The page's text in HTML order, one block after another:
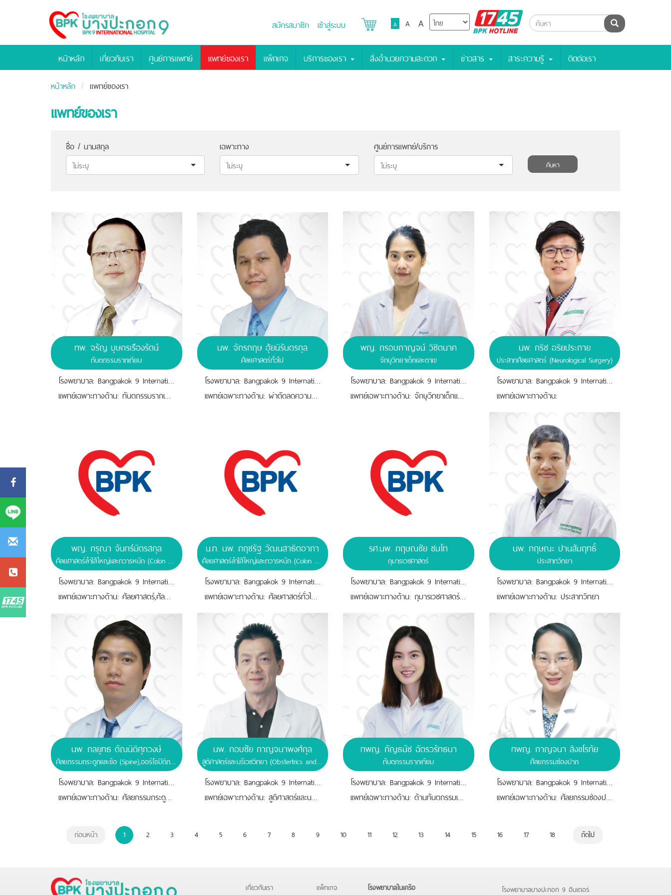
Bangpakok
Hospital
สมัครสมาชิก เข้าสู่ระบบ A A A
BPK
Hotline
ค้นหา
หน้าหลัก เกี่ยวกับเรา ศูนย์การแพทย์ แพทย์ของเรา แพ็กเกจ บริการของเรา สิ่งอำนวยความสะดวก ข่าวสาร สาระความรู้ ติดต่อเรา
หน้าหลัก แพทย์ของเรา
แพทย์ของเรา
ชื่อ / นามสกุล เฉพาะทาง ศูนย์การแพทย์/บริการ
ค้นหา
ทพ. จรัญ บุษกรเรืองรัตน์
ทันตกรรมรากเทียม
โรงพยาบาล: Bangpakok 9 International Hospital
เเพทย์เฉพาะทางด้าน: ทันตกรรมรากเทียม
นพ.จักรกฤษ อุ้ยนิรันดรกุล
ศัลยศาสตร์ทั่วไป
โรงพยาบาล: Bangpakok 9 International Hospital
เเพทย์เฉพาะทางด้าน: ผ่าตัดลดความอ้วน,ศัลยศาสตร์ทั่วไป
พญ. กรอบกาญจน์ วิชิตนาค
จักษุวิทยาเด็กและตาเข
โรงพยาบาล: Bangpakok 9 International Hospital
เเพทย์เฉพาะทางด้าน: จักษุวิทยาเด็กและตาเข
นพ. กริช อริยประกาย
ประสาทศัลยศาสตร์ (Neurological Surgery)
โรงพยาบาล: Bangpakok 9 International Hospital
เเพทย์เฉพาะทางด้าน:
พญ. กรุณา จันทร์มิตรสกุล
ศัลยศาสตร์ลำไส้ใหญ่และทวารหนัก (Colon and Rectal Surgery)
โรงพยาบาล: Bangpakok 9 International Hospital
เเพทย์เฉพาะทางด้าน: ศัลยศาสตร์,ศัลยศาสตร์ลำไส้ใหญ่และทวารหนัก
น.ท. นพ. กฤชรัฐ วัฒนสาธิตอาภา
ศัลยศาสตร์ลำไส้ใหญ่และทวารหนัก (Colon and Rectal Surgery)
โรงพยาบาล: Bangpakok 9 International Hospital
เเพทย์เฉพาะทางด้าน: ศัลยศาสตร์ทั่วไป,ศัลยศาสตร์ลำไส้ใหญ่และทวารหนัก
รศ.นพ. กฤษณชัย ชมโท
กุมารเวชศาสตร์
โรงพยาบาล: Bangpakok 9 International Hospital
เเพทย์เฉพาะทางด้าน: กุมารเวชศาสตร์ประสาทวิทยา
นพ. กฤษณะ ปานสัมฤทธิ์
ประสาทวิทยา
โรงพยาบาล: Bangpakok 9 International Hospital
เเพทย์เฉพาะทางด้าน: ประสาทวิทยา
นพ. กลยุทธ ตัณนิติศุภวงษ์
ศัลยกรรมกระดูกและข้อ (Spine),ออร์โธปิดิกส์ ( Orthopedic Surgery )
โรงพยาบาล: Bangpakok 9 International Hospital
เเพทย์เฉพาะทางด้าน: ศัลยกรรมกระดูกและข้อ (Spine)
นพ. กอบชัย กาญจนาพงศ์กุล
สูติศาสตร์และนรีเวชวิทยา (Obstertrics and Gynaecology)
โรงพยาบาล: Bangpakok 9 International Hospital
เเพทย์เฉพาะทางด้าน: สูติศาสตร์และนรีเวชวิทยา
ทพญ. กัญธนัช ฉัตรวรัทธนา
ทันตกรรมรากเทียม
โรงพยาบาล: Bangpakok 9 International Hospital
เเพทย์เฉพาะทางด้าน: ด้านทันตกรรมเฉพาะทางรากเทียม
ทพญ. กาญจนา สิงขโรทัย
ศัลยกรรมช่องปาก
โรงพยาบาล: Bangpakok 9 International Hospital
เเพทย์เฉพาะทางด้าน: ศัลยกรรมช่องปาก
ก่อนหน้า 1 2 3 4 5 6 7 8 9 10 11 12 13 14 15 16 17 18 ถัดไป
เกี่ยวกับเรา
แพ็กเกจ
โรงพยาบาลในเครือ
โรงพยาบาลบางปะกอก 9 อินเตอร์